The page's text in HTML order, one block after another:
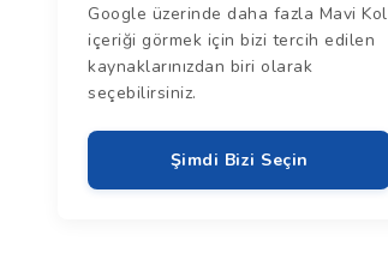
Google üzerinde daha fazla Mavi Kol
içeriği görmek için bizi tercih edilen
kaynaklarınızdan biri olarak
seçebilirsiniz.
Şimdi Bizi Seçin